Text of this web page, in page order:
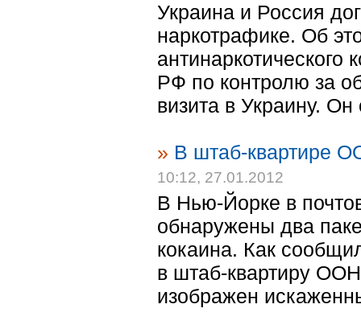
Украина и Россия
наркотрафике. Об
РФ по контролю за
визита в Украину.
» В штаб-квартире
10:12, 27.01.2012
В Нью-Йорке в
обнаружены два
кокаина. Как
в штаб-квартиру
изображен